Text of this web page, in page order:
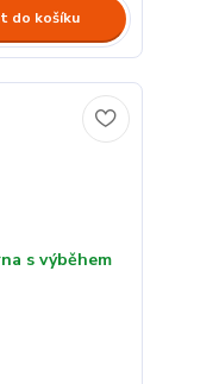
do košíku